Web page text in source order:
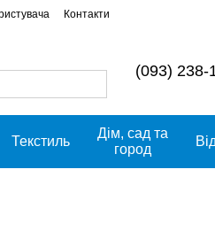
Контакти
(093) 238-
Текстиль
Дім, сад та
город